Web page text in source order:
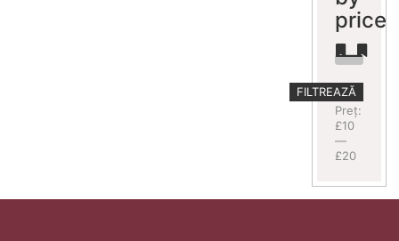
price
Preț
minim
Preț
maxim
FILTREAZĂ
Preț:
£10
—
£20